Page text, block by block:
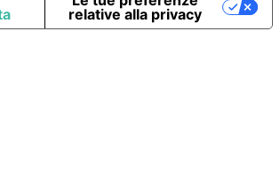
relative alla privacy